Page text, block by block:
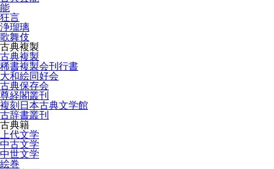
能
狂言
浄瑠璃
歌舞伎
古典複製
古典複製
稀書複製会刊行書
大和絵同好会
古典保存会
尊経閣叢刊
複刻日本古典文学館
古辞書叢刊
古典籍
上代文学
中古文学
中世文学
絵巻